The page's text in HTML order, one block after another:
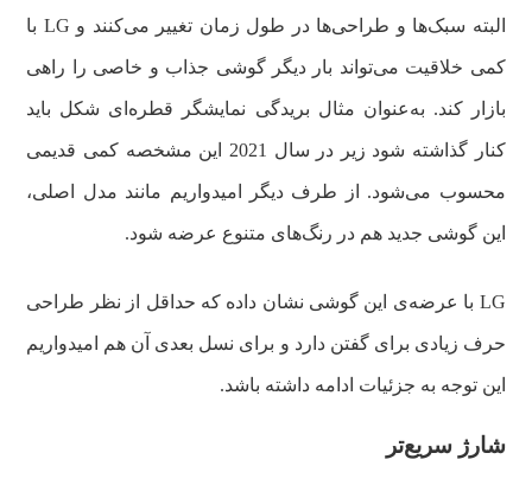
البته سبک‌ها و طراحی‌ها در طول زمان تغییر می‌کنند و LG با
کمی خلاقیت می‌تواند بار دیگر گوشی جذاب و خاصی را راهی
بازار کند. به‌عنوان مثال بریدگی نمایشگر قطره‌ای شکل باید
کنار گذاشته شود زیر در سال 2021 این مشخصه کمی قدیمی
محسوب می‌شود. از طرف دیگر امیدواریم مانند مدل اصلی،
این گوشی جدید هم در رنگ‌های متنوع عرضه شود.
LG با عرضه‌ی این گوشی نشان داده که حداقل از نظر طراحی
حرف زیادی برای گفتن دارد و برای نسل بعدی آن هم امیدواریم
این توجه به جزئیات ادامه داشته باشد.
شارژ سریع‌تر